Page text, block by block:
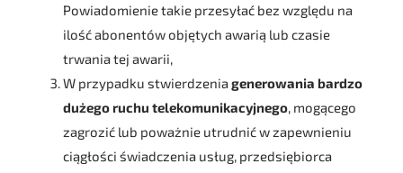
Powiadomienie takie przesyłać bez względu na
ilość abonentów objętych awarią lub czasie
trwania tej awarii,
W przypadku stwierdzeniagenerowania bardzo
dużego ruchu telekomunikacyjnego , mogącego
zagrozić lub poważnie utrudnić w zapewnieniu
ciągłości świadczenia usług, przedsiębiorca